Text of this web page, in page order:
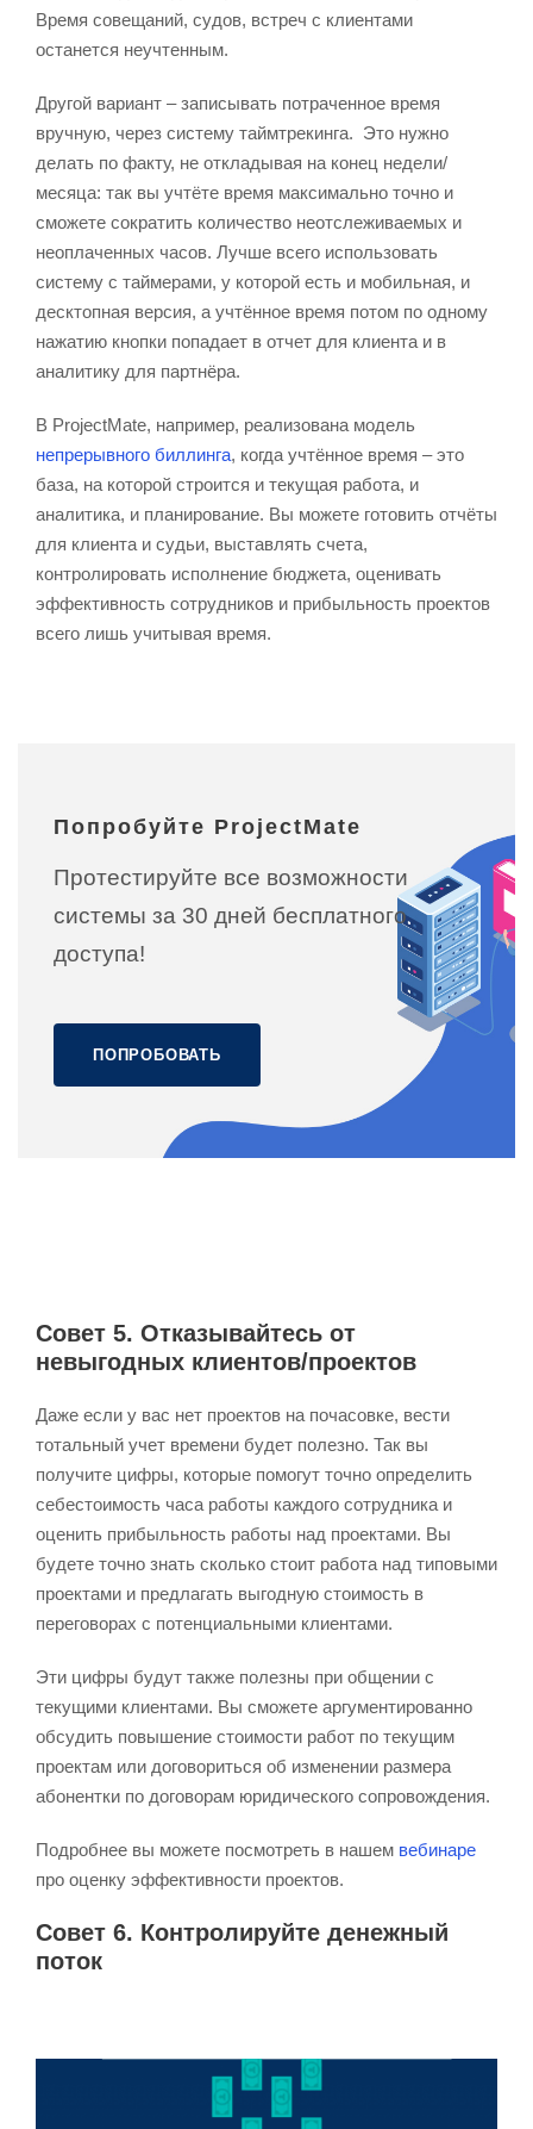
Время совещаний, судов, встреч с клиентами
останется неучтенным.
Другой вариант – записывать потраченное время
вручную, через систему таймтрекинга. Это нужно
делать по факту, не откладывая на конец недели/
месяца: так вы учтёте время максимально точно и
сможете сократить количество неотслеживаемых и
неоплаченных часов. Лучше всего использовать
систему с таймерами, у которой есть и мобильная, и
десктопная версия, а учтённое время потом по одному
нажатию кнопки попадает в отчет для клиента и в
аналитику для партнёра.
В ProjectMate, например, реализована модель
непрерывного биллинга, когда учтённое время – это
база, на которой строится и текущая работа, и
аналитика, и планирование. Вы можете готовить отчёты
для клиента и судьи, выставлять счета,
контролировать исполнение бюджета, оценивать
эффективность сотрудников и прибыльность проектов
всего лишь учитывая время.
Попробуйте ProjectMate
Протестируйте все возможности
системы за 30 дней бесплатного
доступа!
ПОПРОБОВАТЬ
Совет 5. Отказывайтесь от
невыгодных клиентов/проектов
Даже если у вас нет проектов на почасовке, вести
тотальный учет времени будет полезно. Так вы
получите цифры, которые помогут точно определить
себестоимость часа работы каждого сотрудника и
оценить прибыльность работы над проектами. Вы
будете точно знать сколько стоит работа над типовыми
проектами и предлагать выгодную стоимость в
переговорах с потенциальными клиентами.
Эти цифры будут также полезны при общении с
текущими клиентами. Вы сможете аргументированно
обсудить повышение стоимости работ по текущим
проектам или договориться об изменении размера
абонентки по договорам юридического сопровождения.
Подробнее вы можете посмотреть в нашем вебинаре
про оценку эффективности проектов.
Совет 6. Контролируйте денежный
поток